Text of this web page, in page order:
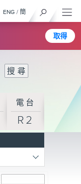
取得
ENG / 簡
電台
R2